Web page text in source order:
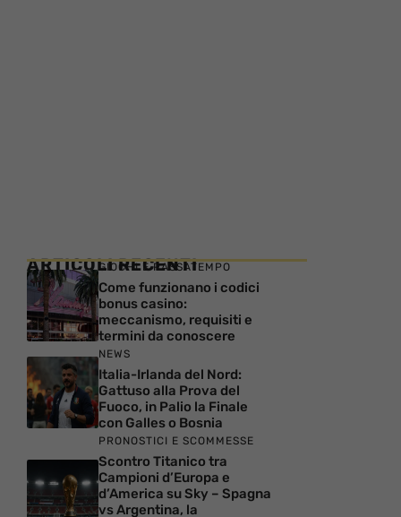
ARTICOLI RECENTI
GIOCHI E PASSATEMPO
Come funzionano i codici
bonus casino:
meccanismo, requisiti e
termini da conoscere
NEWS
Italia-Irlanda del Nord:
Gattuso alla Prova del
Fuoco, in Palio la Finale
con Galles o Bosnia
PRONOSTICI E SCOMMESSE
Scontro Titanico tra
Campioni d’Europa e
d’America su Sky – Spagna
vs Argentina, la